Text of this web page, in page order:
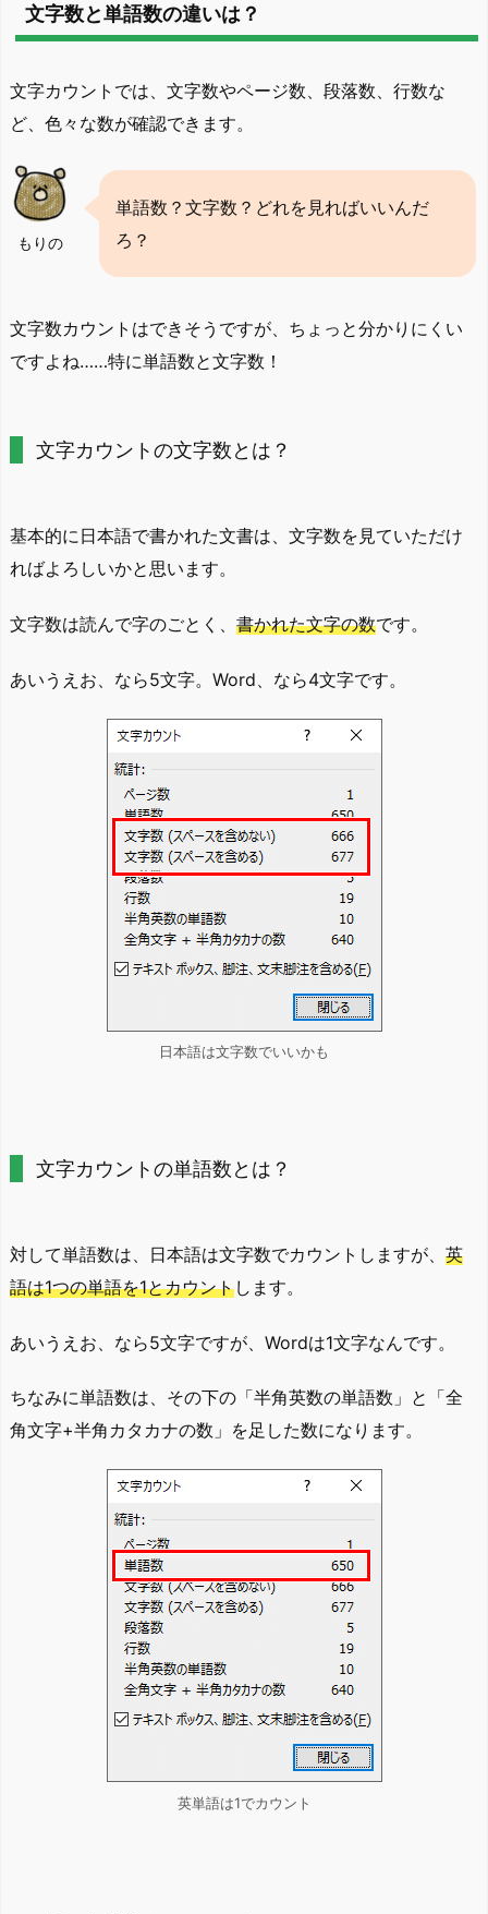
文字数と単語数の違いは？
文字カウントでは、文字数やページ数、段落数、行数な
ど、色々な数が確認できます。
もりの
単語数？文字数？どれを見ればいいんだ
ろ？
文字数カウントはできそうですが、ちょっと分かりにくい
ですよね……特に単語数と文字数！
文字カウントの文字数とは？
基本的に日本語で書かれた文書は、文字数を見ていただけ
ればよろしいかと思います。
文字数は読んで字のごとく、 書かれた文字の数です。
あいうえお、なら5文字。Word、なら4文字です。
日本語は文字数でいいかも
文字カウントの単語数とは？
対して単語数は、日本語は文字数でカウントしますが、 英
語は1つの単語を1とカウントします。
あいうえお、なら5文字ですが、Wordは1文字なんです。
ちなみに単語数は、その下の「半角英数の単語数」と「全
角文字+半角カタカナの数」を足した数になります。
英単語は1でカウント